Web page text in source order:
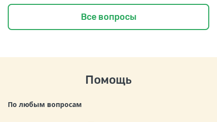
Все вопросы
Помощь
По любым вопросам